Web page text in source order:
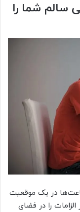
سالم شما را
در یک موقعیت
را در فضای